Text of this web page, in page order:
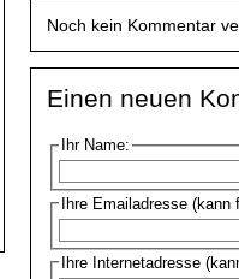
Noch kein Kommentar
Einen neuen
Ihr Name:
Ihre Emailadresse
Ihre Internetadresse